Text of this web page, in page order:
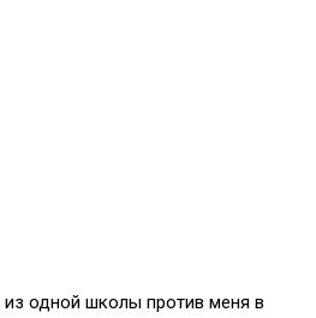
одной школы против меня в